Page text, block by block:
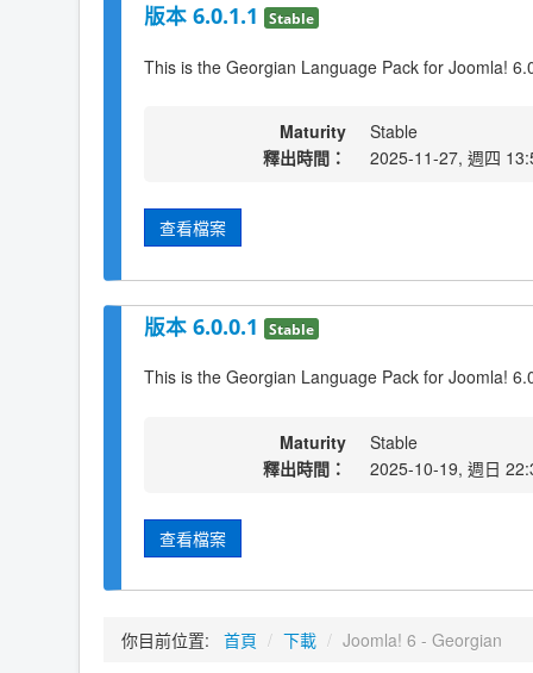
版本 6.0.1.1 Stable
This is the Georgian Language Pack for Joomla!
Maturity
Stable
釋出時間：
2025-11-27, 週四
查看檔案
版本 6.0.0.1 Stable
This is the Georgian Language Pack for Joomla!
Maturity
Stable
釋出時間：
2025-10-19, 週日
查看檔案
你目前位置: 首頁 / 下載 / Joomla! 6 - Georgian